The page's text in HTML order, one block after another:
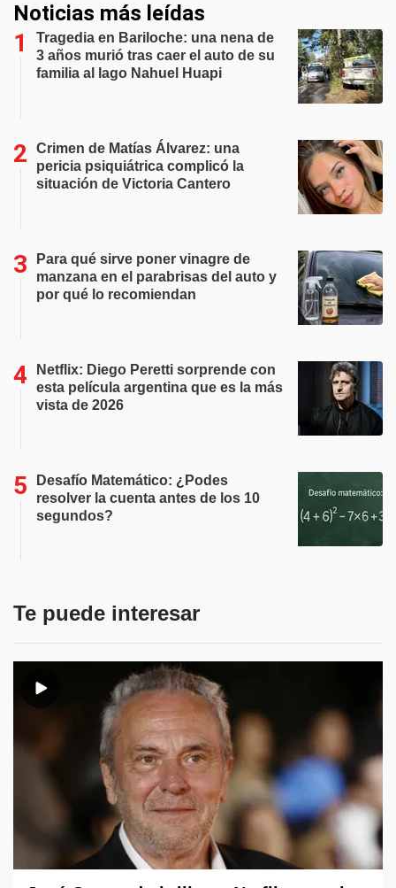
Noticias más leídas
Tragedia en Bariloche: una nena de
3 años murió tras caer el auto de su
familia al lago Nahuel Huapi
Crimen de Matías Álvarez: una
pericia psiquiátrica complicó la
situación de Victoria Cantero
Para qué sirve poner vinagre de
manzana en el parabrisas del auto y
por qué lo recomiendan
Netflix: Diego Peretti sorprende con
esta película argentina que es la más
vista de 2026
Desafío Matemático: ¿Podes
resolver la cuenta antes de los 10
segundos?
Te puede interesar